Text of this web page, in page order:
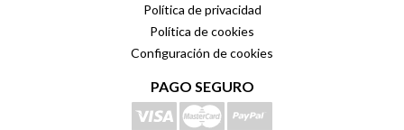
Política de privacidad
Política de cookies
Configuración de cookies
PAGO SEGURO